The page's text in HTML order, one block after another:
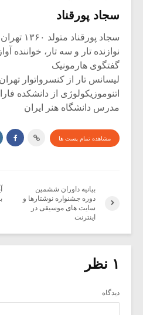
سجاد پورقناد
سجاد پورقناد متولد ۱۳۶۰ تهران
نوازنده تار و سه تار، خواننده
گفتگوی هارمونیک
لیسانس تار از کنسرواتوار
اتنوموزیکولوژی از دانشکده
مدرس دانشگاه هنر ایران
مشاهده تمام پست ها
بیانیه داوران ششمین
دوره جشنواره نوشتارها و
سایت های موسیقی در
اینترنت
۱ نظر
دیدگاه